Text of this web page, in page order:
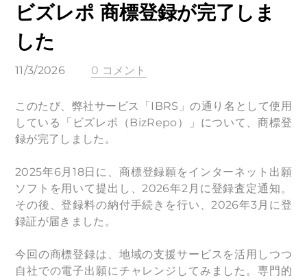
ビズレポ 商標登録が完了しま
した
11/3/2026 0 コメント
このたび、弊社サービス「IBRS」の通り名として使用
している「ビズレポ（BizRepo）」について、商標登
録が完了しました。
2025年6月18日に、商標登録願をインターネット出願
ソフトを用いて提出し、2026年2月に登録査定通知。
その後、登録料の納付手続きを行い、2026年3月に登
録証が届きました。
今回の商標登録は、地域の支援サービスを活用しつつ
自社での電子出願にチャレンジしてみました。専門的